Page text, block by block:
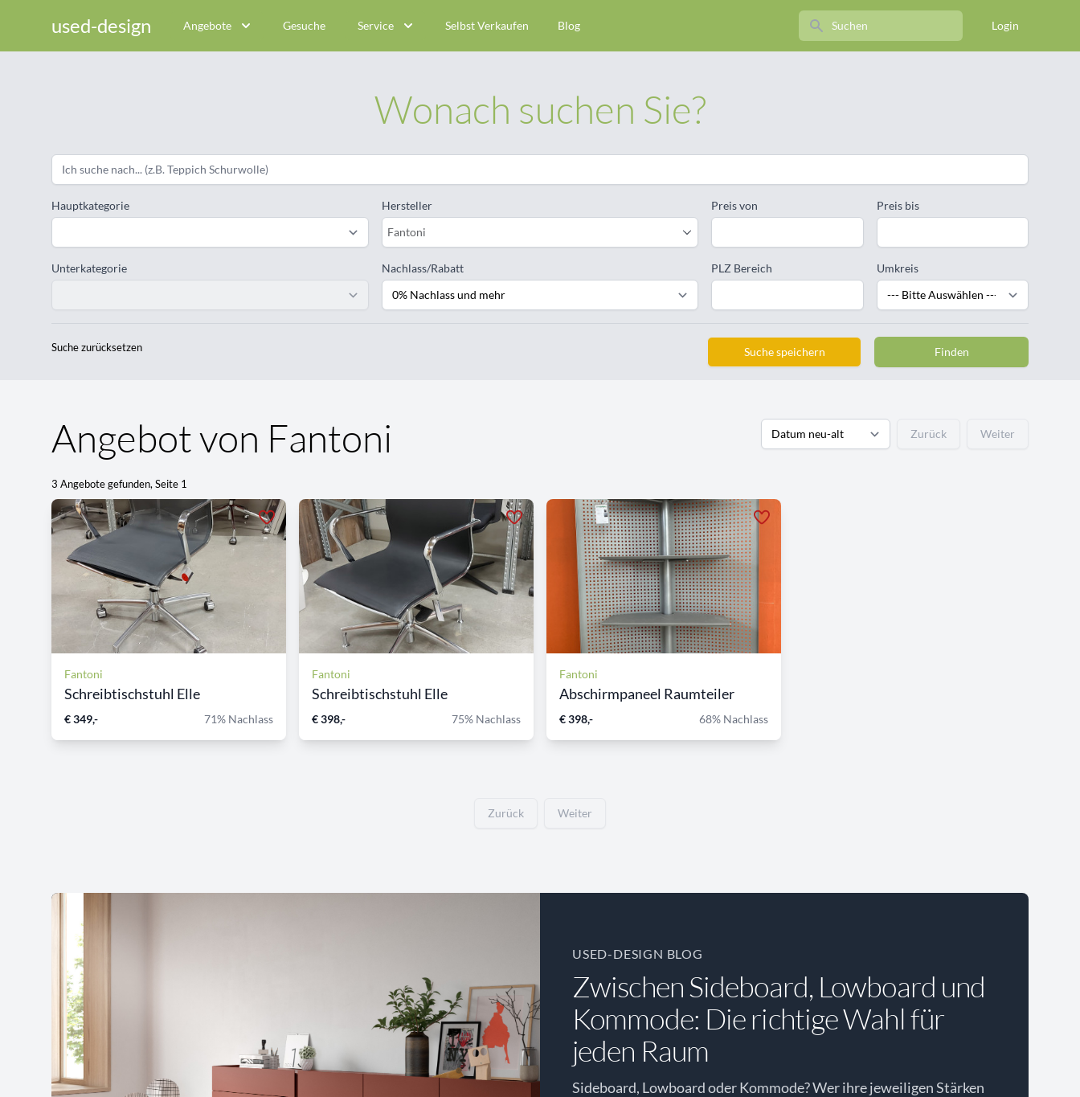
used-design Angebote Gesuche Service Selbst Verkaufen Blog Search Login
Wonach suchen Sie?
Hauptkategorie
Unterkategorie
Hersteller
Fantoni
Nachlass/Rabatt
Preis von Preis bis
PLZ Bereich Umkreis
Suche zurücksetzen Suche speichern Finden
Angebot von Fantoni
3 Angebote gefunden, Seite 1
Zurück Weiter
Fantoni
Schreibtischstuhl Elle
€ 349,- 71% Nachlass
Fantoni
Schreibtischstuhl Elle
€ 398,- 75% Nachlass
Fantoni
Abschirmpaneel Raumteiler
€ 398,- 68% Nachlass
Zurück Weiter
USED-DESIGN BLOG
Zwischen Sideboard, Lowboard und
Kommode: Die richtige Wahl für
jeden Raum
Sideboard, Lowboard oder Kommode? Wer ihre jeweiligen Stärken